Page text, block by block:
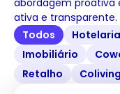
abordagem proativa
ativa e transparente.
Todos
Hotelaria
Imobiliário
Retalho
Coliving